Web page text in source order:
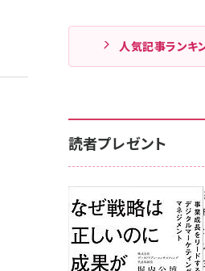
人気記事ランキ
読者プレゼント
成果を生む
は正しいの
か？ 事業成
ルマーケティ
3名様にプレ